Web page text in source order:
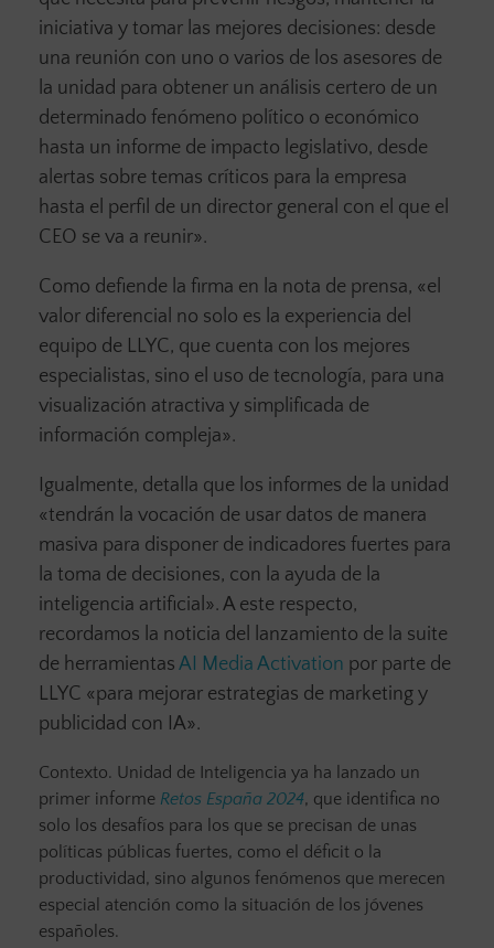
iniciativa y tomar las mejores decisiones: desde
una reunión con uno o varios de los asesores de
la unidad para obtener un análisis certero de un
determinado fenómeno político o económico
hasta un informe de impacto legislativo, desde
alertas sobre temas críticos para la empresa
hasta el perfil de un director general con el que el
CEO se va a reunir».
Como defiende la firma en la nota de prensa, «el
valor diferencial no solo es la experiencia del
equipo de LLYC, que cuenta con los mejores
especialistas, sino el uso de tecnología, para una
visualización atractiva y simplificada de
información compleja».
Igualmente, detalla que los informes de la unidad
«tendrán la vocación de usar datos de manera
masiva para disponer de indicadores fuertes para
la toma de decisiones, con la ayuda de la
inteligencia artificial». A este respecto,
recordamos la noticia del lanzamiento de la suite
de herramientas AI Media Activation por parte de
LLYC «para mejorar estrategias de marketing y
publicidad con IA».
Contexto. Unidad de Inteligencia ya ha lanzado un
primer informe Retos España 2024, que identifica no
solo los desafíos para los que se precisan de unas
políticas públicas fuertes, como el déficit o la
productividad, sino algunos fenómenos que merecen
especial atención como la situación de los jóvenes
españoles.